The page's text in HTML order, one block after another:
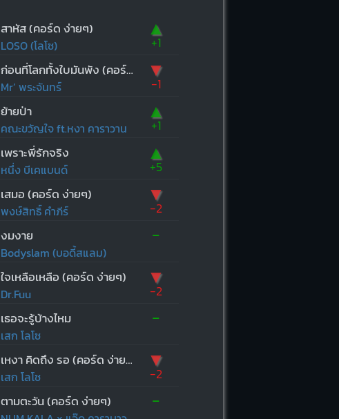
สาหัส (คอร์ด ง่ายๆ)
LOSO (โลโซ)
▲
+1
ก่อนที่โลกทั้งใบมันพัง (คอร์ด ง่ายๆ)
Mr’ พระจันทร์
▼
-1
ย้ายป่า
คณะขวัญใจ ft.หงา คาราวาน
▲
+1
เพราะพี่รักจริง
หนึ่ง บีเคแบนด์
▲
+5
เสมอ (คอร์ด ง่ายๆ)
พงษ์สิทธิ์ คำภีร์
▼
-2
งมงาย
Bodyslam (บอดี้สแลม)
-
ใจเหลือเหลือ (คอร์ด ง่ายๆ)
Dr.Fuu
▼
-2
เธอจะรู้บ้างไหม
เสก โลโซ
-
เหงา คิดถึง รอ (คอร์ด ง่ายๆ)
เสก โลโซ
▼
-2
ตามตะวัน (คอร์ด ง่ายๆ) -